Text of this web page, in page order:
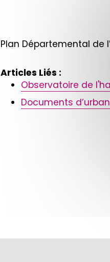
Plan Départemental de
Articles Liés :
Observatoire de
Documents